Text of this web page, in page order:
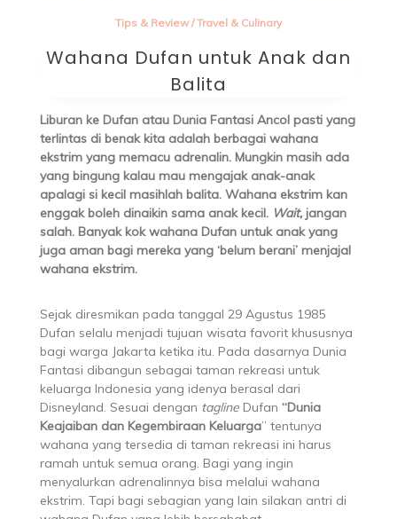
Tips & Review/Travel & Culinary
Wahana Dufan untuk Anak dan
Balita
Liburan ke Dufan atau Dunia Fantasi Ancol pasti yang
terlintas di benak kita adalah berbagai wahana
ekstrim yang memacu adrenalin. Mungkin masih ada
yang bingung kalau mau mengajak anak-anak
apalagi si kecil masihlah balita. Wahana ekstrim kan
enggak boleh dinaikin sama anak kecil. Wait,jangan
salah. Banyak kok wahana Dufan untuk anak yang
juga aman bagi mereka yang ‘belum berani’ menjajal
wahana ekstrim.
Sejak diresmikan pada tanggal 29 Agustus 1985
Dufan selalu menjadi tujuan wisata favorit khususnya
bagi warga Jakarta ketika itu. Pada dasarnya Dunia
Fantasi dibangun sebagai taman rekreasi untuk
keluarga Indonesia yang idenya berasal dari
Disneyland. Sesuai dengan taglineDufan “Dunia
Keajaiban dan Kegembiraan Keluarga” tentunya
wahana yang tersedia di taman rekreasi ini harus
ramah untuk semua orang. Bagi yang ingin
menyalurkan adrenalinnya bisa melalui wahana
ekstrim. Tapi bagi sebagian yang lain silakan antri di